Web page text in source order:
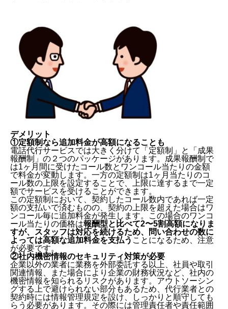
デメリット
①定額制なら追加料金が高額になることも
電話代行サービスでは大きく分けて「定額制」と「成果
報酬制」の２つのパッケージがあります。成果報酬制で
は1ヶ月間に受けたコール数とワンコール当たりの金額
で料金が変動します。一方の定額制は1ヶ月当たりのコ
ール数の上限を設定することで、上限に達するまで一定
額でサービスを受けることができます。
この定額制において、契約したコール数内であれば一定
額の支払いで済むものの、契約の上限を超えた場合はワ
ンコール毎に追加料金が発生します。この場合のワンコ
ール当たりの価格は報酬型と比べて2〜5割高額になりま
すが、スタッフは対応を続けるため、問い合わせの数に
よっては高額な追加料金を支払う ことになるため、注意
が必要です。
②社内機密情報のセキュリティ対策が必要
企業以外の業者に業務を外部委託する以上、社員や取引
関連情報、また場合により企業の財務状況など、社内の
機密情報を知られるリスクがあります。アウトソーシン
グする上で避けられない部分もあるため、代行業者との
契約時には情報管理規定を設け、しっかりと順守しても
らう必要があります。その際には管理責任者や責任範囲